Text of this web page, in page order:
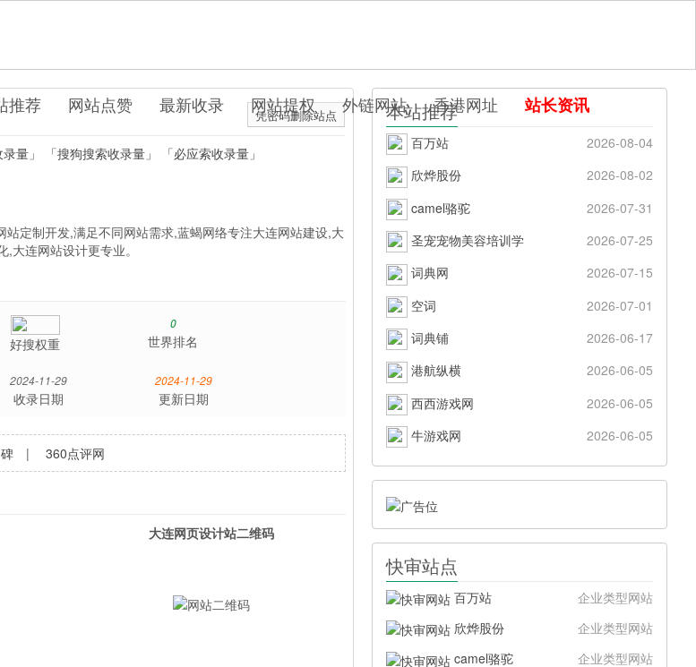
推荐 网站点赞 最新收录 网站提权 外链网站 香港网址 站长资讯
凭密码删除站点
量」 「搜狗搜索收录量」
「必应索收录量」
定制开发,满足不同网站需求,蓝蝎网络专注大连网站建设,大
连网站设计更专业。
好搜权重
0
世界排名
2024-11-29
收录日期
2024-11-29
更新日期
|360点评网
大连网页设计站二维码
本站推荐
百万站
2026-08-04
欣烨股份
2026-08-02
camel骆驼
2026-07-31
圣宠宠物美容培训学
2026-07-25
词典网
2026-07-15
空词
2026-07-01
词典铺
2026-06-17
港航纵横
2026-06-05
西西游戏网
2026-06-05
牛游戏网
2026-06-05
快审站点
百万站
企业类型网站
欣烨股份
企业类型网站
camel骆驼
企业类型网站